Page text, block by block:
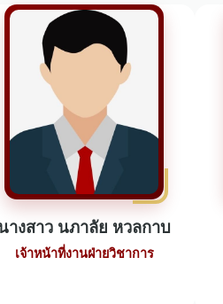
างสาว นภาลัย หวลกาบ
เจ้าหน้าที่งานฝ่ายวิชาการ